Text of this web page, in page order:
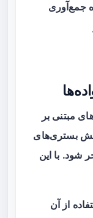
جمع‌آوری
مبتنی بر
بستری‌های
شود. با این
از آن